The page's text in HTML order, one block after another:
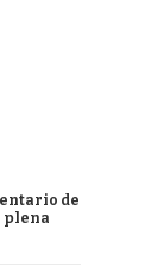
de
plena